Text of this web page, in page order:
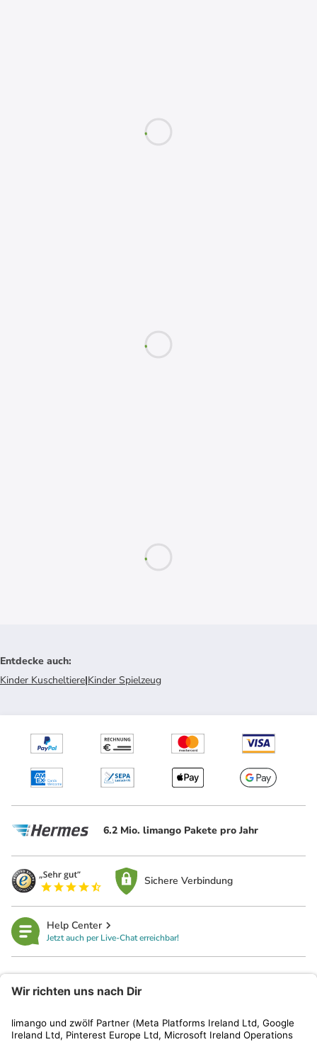
Entdecke auch:
Kinder Kuscheltiere|Kinder Spielzeug
6.2 Mio. limango Pakete pro Jahr
Sichere Verbindung
Help Center
Jetzt auch per Live-Chat erreichbar!